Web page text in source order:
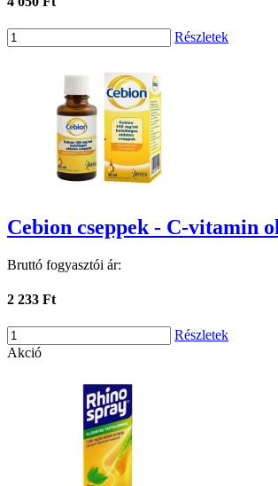
Részletek
Cebion cseppek - C-vitamin
Bruttó fogyasztói ár:
2 233 Ft
Részletek
Akció